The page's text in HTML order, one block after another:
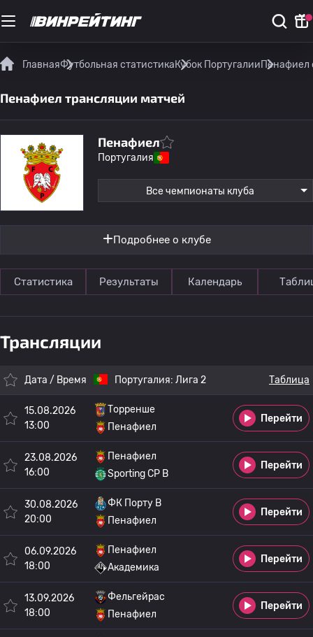
ГлавнаяФутбольная статистикаКубок ПортугалииПенафиел
Пенафиел трансляции матчей
Пенафиел
Португалия
Все чемпионаты клуба
Подробнее о клубе
Статистика Результаты Календарь
Трансляции
Дата / Время Португалия: Лига 2 Таблица
15.08.2026
13:00
Торренше
Пенафиел
Перейти
23.08.2026
16:00
Пенафиел
Sporting CP B
Перейти
30.08.2026
20:00
ФК Порту B
Пенафиел
Перейти
06.09.2026
18:00
Пенафиел
Академика
Перейти
13.09.2026
18:00
Фельгейрас
Пенафиел
Перейти